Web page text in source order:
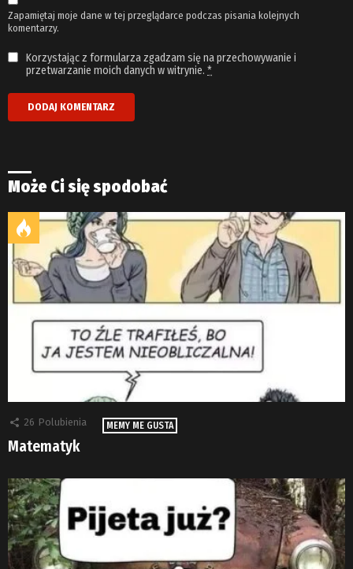
Zapamiętaj moje dane w tej przeglądarce podczas pisania kolejnych
komentarzy.
Korzystając z formularza zgadzam się na przechowywanie i
przetwarzanie moich danych w witrynie. *
Może Ci się spodobać
26 Polubienia MEMY ME GUSTA
Matematyk